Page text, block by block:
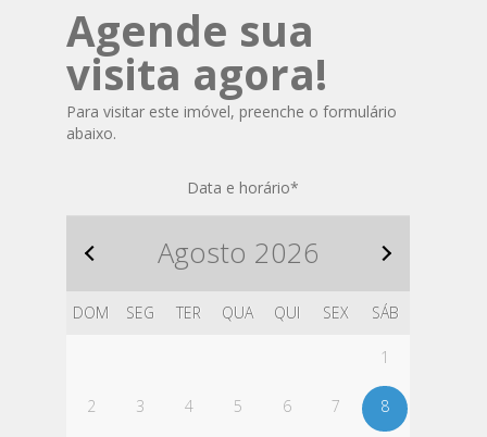
Agende sua
visita agora!
Para visitar este imóvel, preenche o formulário
abaixo.
Data e horário*
Agosto 2026
DOM SEG TER QUA QUI SEX SÁB
1
2 3 4 5 6 7 8